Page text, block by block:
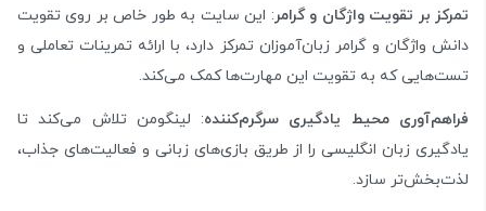
تمرکز بر تقویت واژگان و گرامر: این سایت به طور خاص بر روی تقویت
دانش واژگان و گرامر زبان‌آموزان تمرکز دارد، با ارائه تمرینات تعاملی و
تست‌هایی که به تقویت این مهارت‌ها کمک می‌کند.
فراهم‌آوری محیط یادگیری سرگرم‌کننده: لینگومن تلاش می‌کند تا
یادگیری زبان انگلیسی را از طریق بازی‌های زبانی و فعالیت‌های جذاب،
لذت‌بخش‌تر سازد.